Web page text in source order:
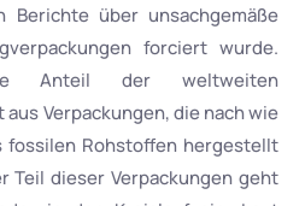
Berichte über unsachgemäße
forciert wurde.
Anteil der weltweiten
Verpackungen, die nach wie
fossilen Rohstoffen hergestellt
Teil dieser Verpackungen geht